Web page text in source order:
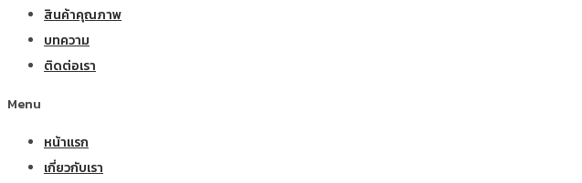
สินค้าคุณภาพ
บทความ
ติดต่อเรา
Menu
หน้าแรก
เกี่ยวกับเรา